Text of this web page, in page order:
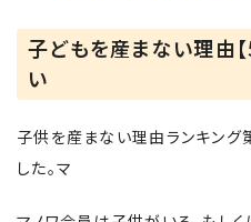
子どもを産まない理由
い
子供を産まない理由ランキング
した。マ